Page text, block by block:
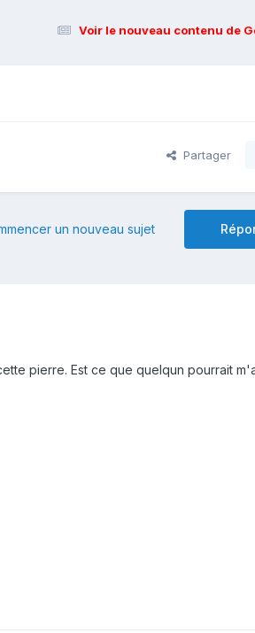
Voir le nouveau contenu de
Partager
un nouveau sujet
pierre. Est ce que quelqun pourrait